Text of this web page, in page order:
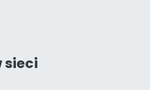
sieci